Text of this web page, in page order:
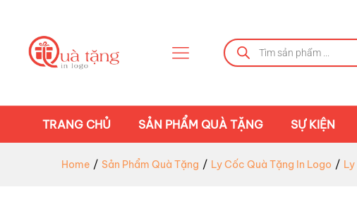
TRANG CHỦ SẢN PHẨM QUÀ TẶNG SỰ KIỆN
Home / Sản Phẩm Quà Tặng / Ly Cốc Quà Tặng In Logo / Ly